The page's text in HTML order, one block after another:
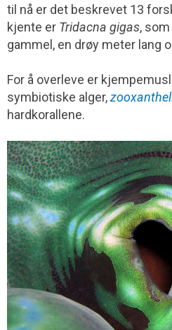
til nå er det beskrevet 13
kjente er Tridacna gigas,
gammel, en drøy meter lang
For å overleve er
symbiotiske alger,
hardkorallene.